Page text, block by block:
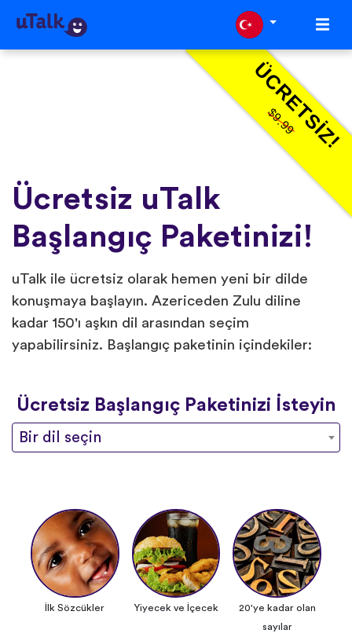
ÜCRETSIZ!
$9.99
Ücretsiz uTalk
Başlangıç Paketinizi!
uTalk ile ücretsiz olarak hemen yeni bir dilde
konuşmaya başlayın. Azericeden Zulu diline
kadar 150'ı aşkın dil arasından seçim
yapabilirsiniz. Başlangıç paketinin içindekiler:
Ücretsiz Başlangıç Paketinizi İsteyin
Bir dil seçin
İlk Sözcükler Yiyecek ve İçecek
20'ye kadar olan
sayılar